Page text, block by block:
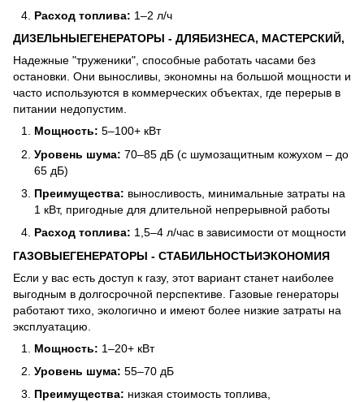
Расход топлива: 1–2 л/ч
ДИЗЕЛЬНЫЕГЕНЕРАТОРЫ - ДЛЯБИЗНЕСА, МАСТЕРСКИЙ,
Надежные "труженики", способные работать часами без
остановки. Они выносливы, экономны на большой мощности и
часто используются в коммерческих объектах, где перерыв в
питании недопустим.
Мощность: 5–100+ кВт
Уровень шума: 70–85 дБ (с шумозащитным кожухом – до
65 дБ)
Преимущества: выносливость, минимальные затраты на
1 кВт, пригодные для длительной непрерывной работы
Расход топлива: 1,5–4 л/час в зависимости от мощности
ГАЗОВЫЕГЕНЕРАТОРЫ - СТАБИЛЬНОСТЬИЭКОНОМИЯ
Если у вас есть доступ к газу, этот вариант станет наиболее
выгодным в долгосрочной перспективе. Газовые генераторы
работают тихо, экологично и имеют более низкие затраты на
эксплуатацию.
Мощность: 1–20+ кВт
Уровень шума: 55–70 дБ
Преимущества: низкая стоимость топлива,